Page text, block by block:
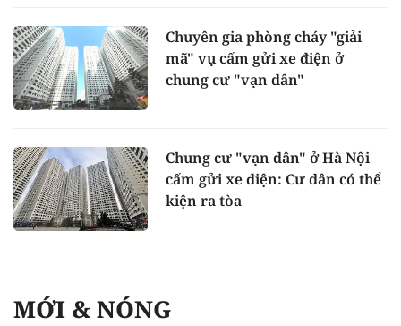
Chuyên gia phòng cháy "giải
mã" vụ cấm gửi xe điện ở
chung cư "vạn dân"
Chung cư "vạn dân" ở Hà Nội
cấm gửi xe điện: Cư dân có thể
kiện ra tòa
MỚI & NÓNG